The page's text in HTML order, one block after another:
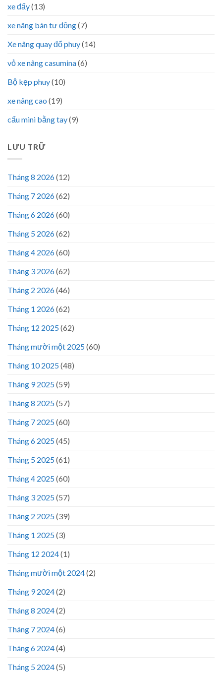
xe đẩy(13)
xe nâng bán tự động(7)
Xe nâng quay đổ phuy(14)
vỏ xe nâng casumina(6)
Bộ kẹp phuy(10)
xe nâng cao (19)
cẩu mini bằng tay(9)
LƯU TRỮ
Tháng 8 2026(12)
Tháng 7 2026(62)
Tháng 6 2026(60)
Tháng 5 2026(62)
Tháng 4 2026(60)
Tháng 3 2026(62)
Tháng 2 2026(46)
Tháng 1 2026(62)
Tháng 12 2025(62)
Tháng mười một 2025(60)
Tháng 10 2025(48)
Tháng 9 2025(59)
Tháng 8 2025(57)
Tháng 7 2025(60)
Tháng 6 2025(45)
Tháng 5 2025(61)
Tháng 4 2025(60)
Tháng 3 2025(57)
Tháng 2 2025(39)
Tháng 1 2025(3)
Tháng 12 2024(1)
Tháng mười một 2024(2)
Tháng 9 2024(2)
Tháng 8 2024(2)
Tháng 7 2024(6)
Tháng 6 2024(4)
Tháng 5 2024(5)